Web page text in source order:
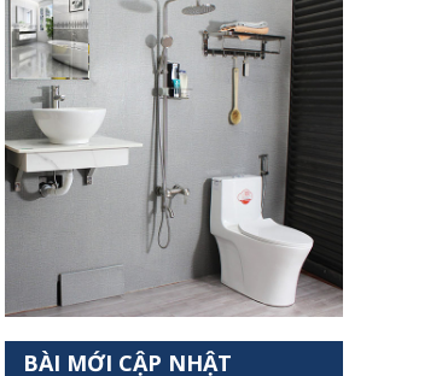
BÀI MỚI CẬP NHẬT